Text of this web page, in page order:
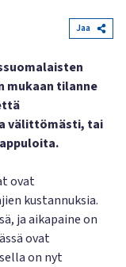
Jaa
mukaan tilanne
välittömästi, tai
ovat
kustannuksia.
ja aikapaine on
ovat
on nyt